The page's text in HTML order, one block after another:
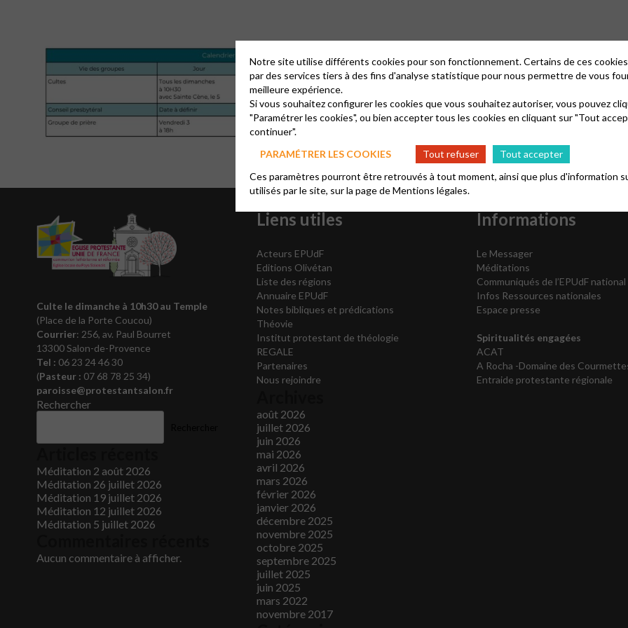
Culte le dimanche à 10h30au Temple
(Place de la Porte Coucou)
Courrier: 256, av. Paul Bourret
13300 Salon-de-Provence
Tel : 06 23 24 46 30
(Pasteur : 07 68 78 25 34)
paroisse@protestantsalon.fr
Rechercher
Méditation 2 août 2026
Méditation 26 juillet 2026
Méditation 19 juillet 2026
Méditation 12 juillet 2026
Méditation 5 juillet 2026
Aucun commentaire à afficher.
Liens utiles
Acteurs EPUdF
Editions Olivétan
Liste des régions
Annuaire EPUdF
Notes bibliques et prédications
Théovie
Institut protestant de théologie
REGALE
Partenaires
Nous rejoindre
août 2026
juillet 2026
juin 2026
mai 2026
avril 2026
mars 2026
février 2026
janvier 2026
décembre 2025
novembre 2025
octobre 2025
septembre 2025
juillet 2025
juin 2025
mars 2022
novembre 2017
Informations
Le Messager
Méditations
Communiqués de l’EPUdF national
Infos Ressources nationales
Espace presse
Spiritualités engagées
ACAT
A Rocha -Domaine des
Entraide protestante régionale
Notre site utilise différents cookies pour son fonctionnement. Certains de ces
par des services tiers à des fins d'analyse statistique pour nous permettre de vous
meilleure expérience.
Si vous souhaitez configurer les cookies que vous souhaitez autoriser, vous pouvez
"Paramétrer les cookies", ou bien accepter tous les cookies en cliquant sur "Tout
continuer".
PARAMÉTRER LES COOKIES
Tout refuser
Tout accepter
Ces paramètres pourront être retrouvés à tout moment, ainsi que plus d'information
utilisés par le site, sur la page deMentions légales.